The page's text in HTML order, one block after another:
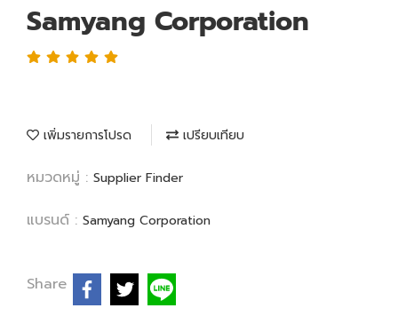
Samyang Corporation
เพิ่มรายการโปรด เปรียบเทียบ
หมวดหมู่ : Supplier Finder
แบรนด์ : Samyang Corporation
Share